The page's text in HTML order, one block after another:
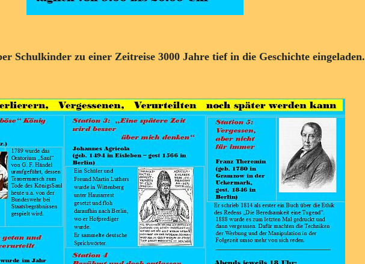
Schulkinder zu einer Zeitreise 3000 Jahre tief in die Geschichte eingeladen.